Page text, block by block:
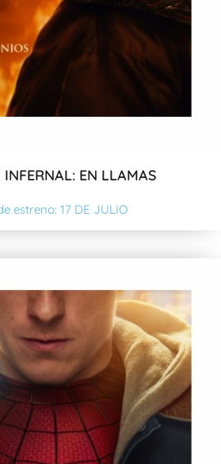
INFERNAL: EN LLAMAS
estreno: 17 DE JULIO